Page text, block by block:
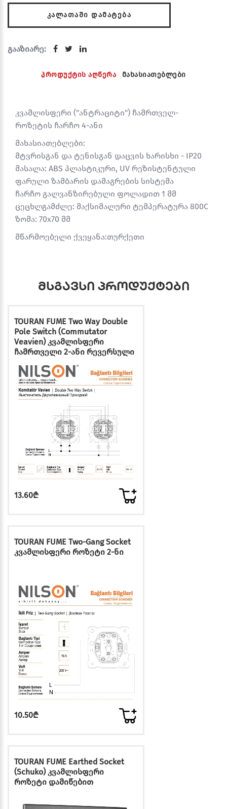
ᲙᲐᲚᲐᲗᲐᲨᲘ ᲓᲐᲛᲐᲢᲔᲑᲐ
გააზიარე:
პროდუქტის აღწერა მახასიათებლები
კვამლისფერი ("ანტრაციტი") ჩამრთველ-
როზეტის ჩარჩო 4-ანი
მახასიათებლები:
მტვრისგან და ტენისგან დაცვის ხარისხი - IP20
მასალა: ABS პლასტიკური, UV რეზისტენტული
ფარული ზამბარის დამაგრების სისტემა
ჩარჩო გალვანზირებული ფოლადით 1 მმ
ცეცხლგამძლე: მაქსიმალური ტემპერატურა 800C
ზომა: 70x70 მმ
მწარმოებელი ქვეყანა:თურქეთი
მსგავსი პროდუქტები
TOURAN FUME Two Way Double
Pole Switch (Commutator
Veavien) კვამლისფერი
ჩამრთველი 2-ანი რევერსული
13.60₾
TOURAN FUME Two-Gang Socket
კვამლისფერი როზეტი 2-ნი
10.50₾
TOURAN FUME Earthed Socket
(Schuko) კვამლისფერი
როზეტი დამიწებით